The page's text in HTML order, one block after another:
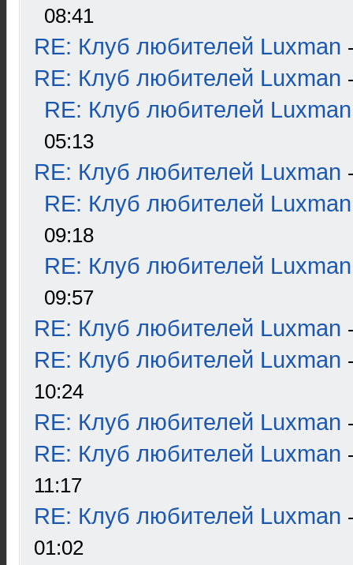
08:41
RE: Клуб любителей Luxman
RE: Клуб любителей Luxman
RE: Клуб любителей Luxman
05:13
RE: Клуб любителей Luxman
RE: Клуб любителей Luxman
09:18
RE: Клуб любителей Luxman
09:57
RE: Клуб любителей Luxman
RE: Клуб любителей Luxman
10:24
RE: Клуб любителей Luxman
RE: Клуб любителей Luxman
11:17
RE: Клуб любителей Luxman
01:02